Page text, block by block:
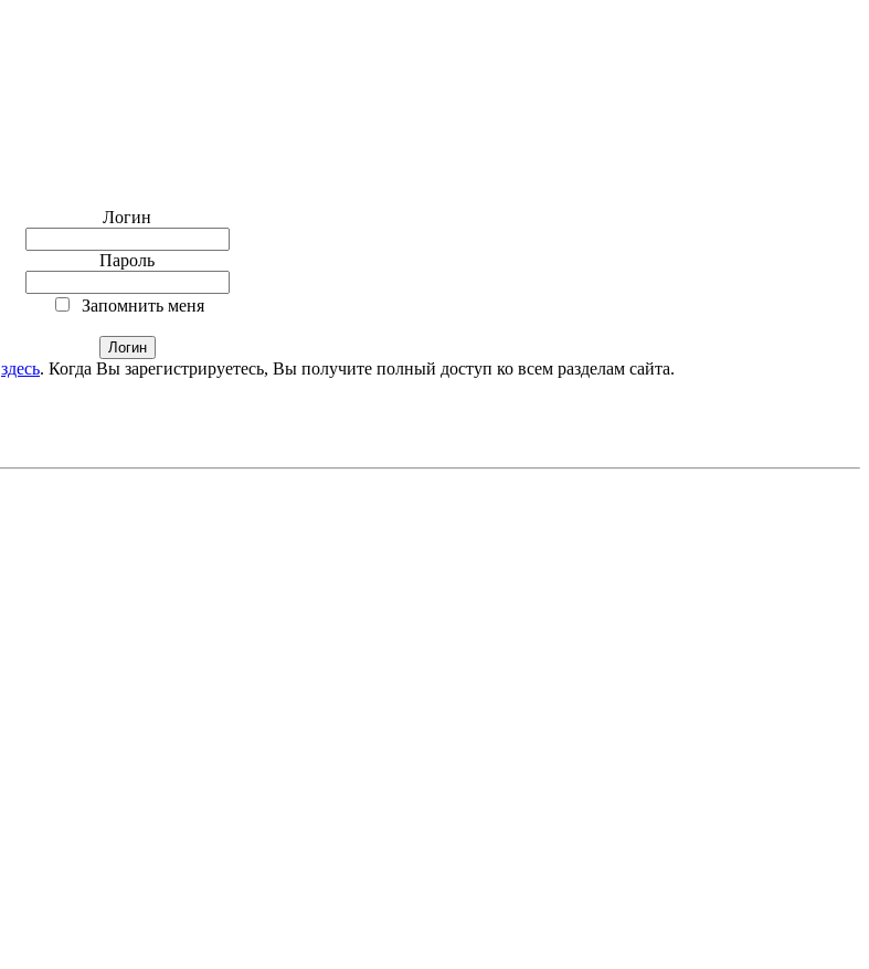
Логин
Пароль
Запомнить меня
здесь. Когда Вы зарегистрируетесь, Вы получите полный доступ ко всем разделам сайта.